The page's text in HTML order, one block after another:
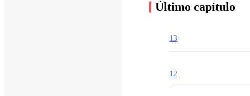
Último capítulo
13
12